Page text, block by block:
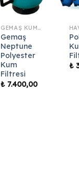
GEMAŞ KUM FILTRESI
Gemaş
Neptune
Polyester
Kum
Filtresi
₺ 7.400,00
₺